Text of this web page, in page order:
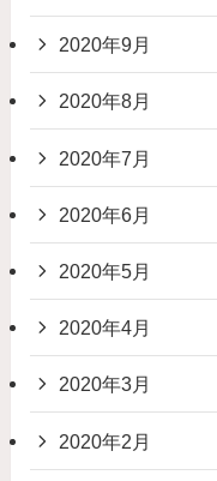
2020年9月
2020年8月
2020年7月
2020年6月
2020年5月
2020年4月
2020年3月
2020年2月